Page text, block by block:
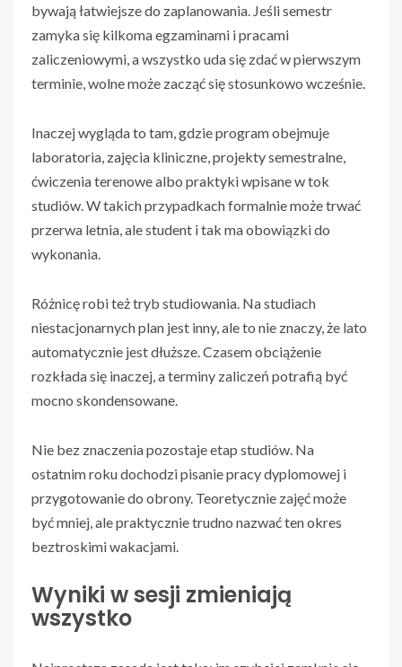
bywają łatwiejsze do zaplanowania. Jeśli semestr
zamyka się kilkoma egzaminami i pracami
zaliczeniowymi, a wszystko uda się zdać w pierwszym
terminie, wolne może zacząć się stosunkowo wcześnie.
Inaczej wygląda to tam, gdzie program obejmuje
laboratoria, zajęcia kliniczne, projekty semestralne,
ćwiczenia terenowe albo praktyki wpisane w tok
studiów. W takich przypadkach formalnie może trwać
przerwa letnia, ale student i tak ma obowiązki do
wykonania.
Różnicę robi też tryb studiowania. Na studiach
niestacjonarnych plan jest inny, ale to nie znaczy, że lato
automatycznie jest dłuższe. Czasem obciążenie
rozkłada się inaczej, a terminy zaliczeń potrafią być
mocno skondensowane.
Nie bez znaczenia pozostaje etap studiów. Na
ostatnim roku dochodzi pisanie pracy dyplomowej i
przygotowanie do obrony. Teoretycznie zajęć może
być mniej, ale praktycznie trudno nazwać ten okres
beztroskimi wakacjami.
Wyniki w sesji zmieniają
wszystko